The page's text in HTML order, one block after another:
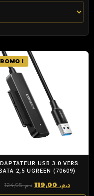
!
USB 3.0 VERS
2,5 UGREEN (70609)
د.م.124,95
Le
prix
د.م.Le
prix